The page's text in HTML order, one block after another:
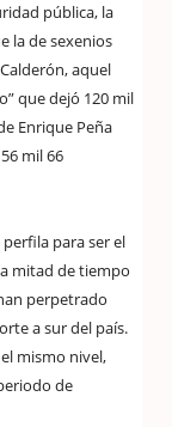
pública, la
la de sexenios
aquel
que dejó 120 mil
Enrique Peña
mil 66
para ser el
mitad de tiempo
perpetrado
a sur del país.
mismo nivel,
de